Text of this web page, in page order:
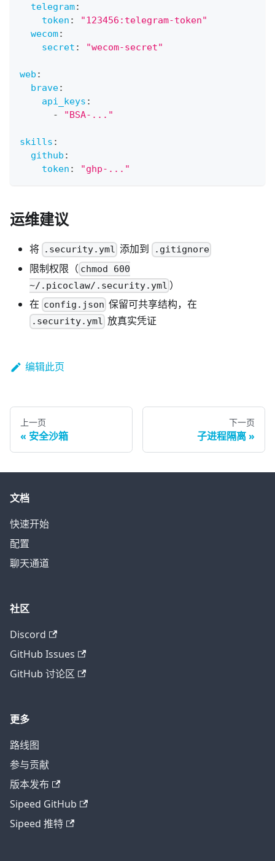
telegram:
token :
"123456:telegram-token"
wecom:
secret : "wecom-secret"
web :
brave:
api_keys :
-
"BSA-..."
skills :
github :
token : "ghp-..."
运维建议
将 .security.yml 添加到 .gitignore
限制权限（ chmod 600
~/.picoclaw/.security.yml ）
在 config.json 保留可共享结构，在
.security.yml 放真实凭证
编辑此页
上一页
安全沙箱
下一页
子进程隔离
文档
快速开始
配置
聊天通道
社区
Discord
GitHub Issues
GitHub 讨论区
更多
路线图
参与贡献
版本发布
Sipeed GitHub
Sipeed 推特